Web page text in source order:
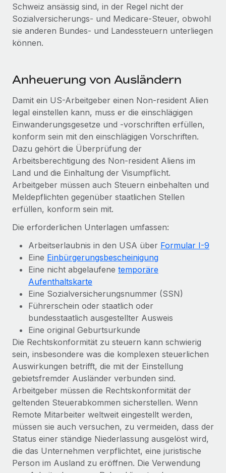
Schweiz ansässig sind, in der Regel nicht der
Sozialversicherungs- und Medicare-Steuer, obwohl
sie anderen Bundes- und Landessteuern unterliegen
können.
Anheuerung von Ausländern
Damit ein US-Arbeitgeber einen Non-resident Alien
legal einstellen kann, muss er die einschlägigen
Einwanderungsgesetze und -vorschriften erfüllen,
konform sein mit den einschlägigen Vorschriften.
Dazu gehört die Überprüfung der
Arbeitsberechtigung des Non-resident Aliens im
Land und die Einhaltung der Visumpflicht.
Arbeitgeber müssen auch Steuern einbehalten und
Meldepflichten gegenüber staatlichen Stellen
erfüllen, konform sein mit.
Die erforderlichen Unterlagen umfassen:
Arbeitserlaubnis in den USA über Formular I-9
Eine Einbürgerungsbescheinigung
Eine nicht abgelaufene temporäre
Aufenthaltskarte
Eine Sozialversicherungsnummer (SSN)
Führerschein oder staatlich oder
bundesstaatlich ausgestellter Ausweis
Eine original Geburtsurkunde
Die Rechtskonformität zu steuern kann schwierig
sein, insbesondere was die komplexen steuerlichen
Auswirkungen betrifft, die mit der Einstellung
gebietsfremder Ausländer verbunden sind.
Arbeitgeber müssen die Rechtskonformität der
geltenden Steuerabkommen sicherstellen. Wenn
Remote Mitarbeiter weltweit eingestellt werden,
müssen sie auch versuchen, zu vermeiden, dass der
Status einer ständige Niederlassung ausgelöst wird,
die das Unternehmen verpflichtet, eine juristische
Person im Ausland zu eröffnen. Die Verwendung